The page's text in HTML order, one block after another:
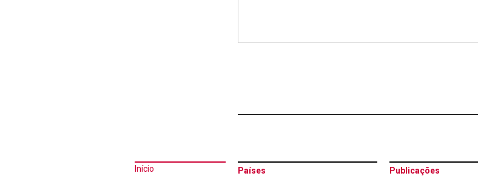
Início
Países Publicações